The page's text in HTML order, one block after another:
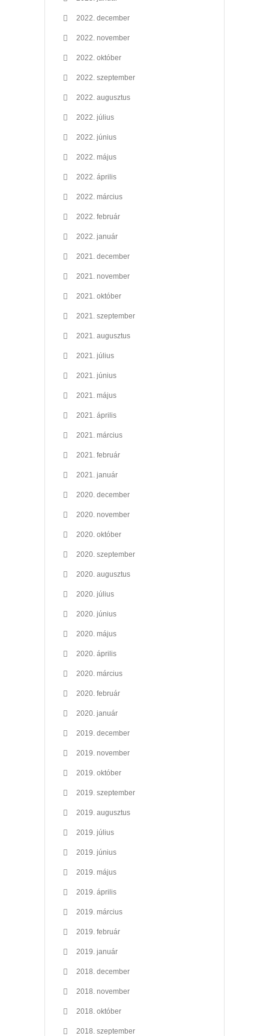
2022. december
2022. november
2022. október
2022. szeptember
2022. augusztus
2022. július
2022. június
2022. május
2022. április
2022. március
2022. február
2022. január
2021. december
2021. november
2021. október
2021. szeptember
2021. augusztus
2021. július
2021. június
2021. május
2021. április
2021. március
2021. február
2021. január
2020. december
2020. november
2020. október
2020. szeptember
2020. augusztus
2020. július
2020. június
2020. május
2020. április
2020. március
2020. február
2020. január
2019. december
2019. november
2019. október
2019. szeptember
2019. augusztus
2019. július
2019. június
2019. május
2019. április
2019. március
2019. február
2019. január
2018. december
2018. november
2018. október
2018. szeptember